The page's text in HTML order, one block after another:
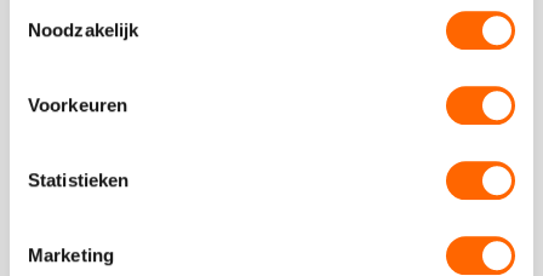
Noodzakelijk
Voorkeuren
Statistieken
Marketing
binnenstad
wandeling
Leer alles over de Amsterdamse binnenstad